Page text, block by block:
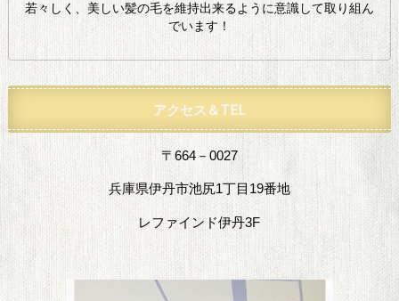
若々しく、美しい髪の毛を維持出来るように意識して取り組ん
でいます！
アクセス＆TEL
〒664－0027
兵庫県伊丹市池尻1丁目19番地
レファインド伊丹3F